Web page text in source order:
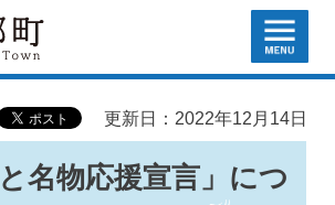
MENU
更新日：2022年12月14日
名物応援宣言」につ